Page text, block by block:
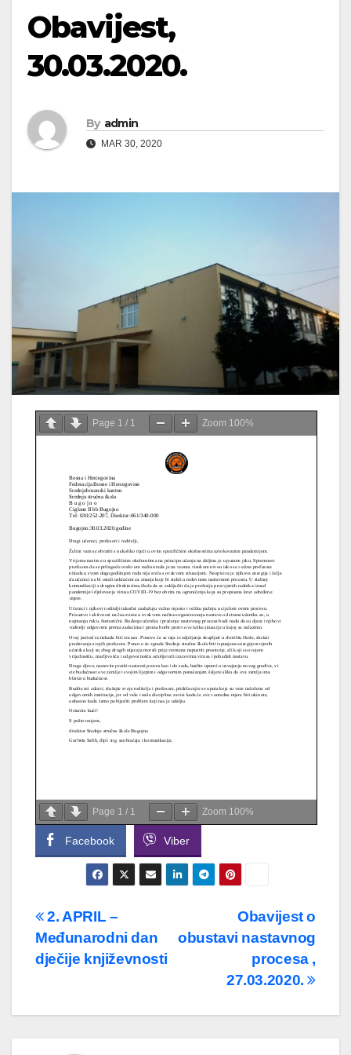
Obavijest,
30.03.2020.
By admin
MAR 30, 2020
Page 1 / 1 Zoom 100%
Page 1 / 1 Zoom 100%
Facebook Viber
Navigacija
članaka
Obavijest o
obustavi nastavnog
procesa ,
27.03.2020.
2. APRIL –
Međunarodni dan
dječije književnosti